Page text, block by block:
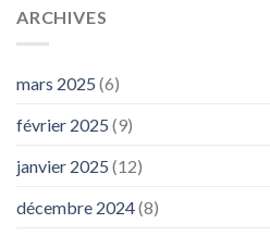
ARCHIVES
mars 2025 (6)
février 2025 (9)
janvier 2025 (12)
décembre 2024(8)